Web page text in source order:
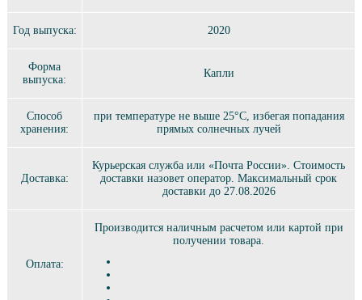
Год выпуска: 2020
Форма
выпуска:
Капли
Способ
хранения:
при температуре не выше 25°C, избегая попадания
прямых солнечных лучей
Доставка:
Курьерская служба или «Почта России». Стоимость
доставки назовет оператор. Максимальный срок
доставки до 27.08.2026
Оплата:
Производится наличным расчетом или картой при
получении товара.